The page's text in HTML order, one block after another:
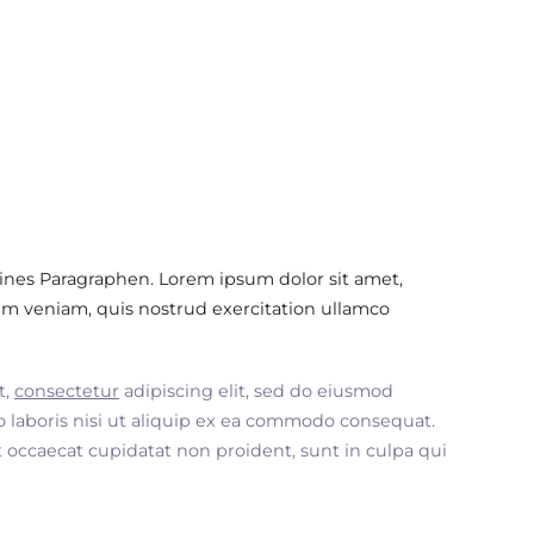
Paragraphen. Lorem ipsum dolor sit amet,
veniam, quis nostrud exercitation ullamco
consectetur adipiscing elit, sed do eiusmod
nisi ut aliquip ex ea commodo consequat.
cupidatat non proident, sunt in culpa qui